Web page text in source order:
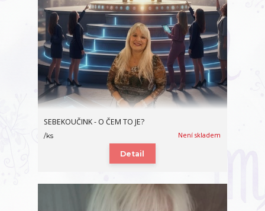
SEBEKOUČINK - O ČEM TO JE?
/ks Není skladem
Detail